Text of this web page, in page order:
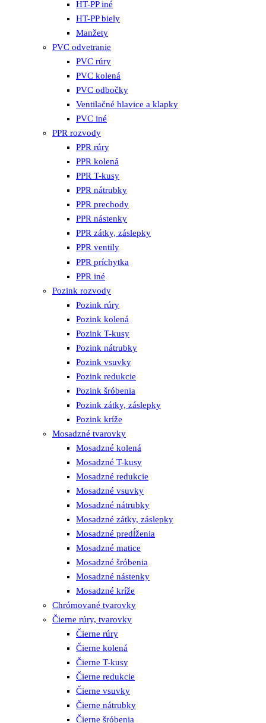
HT-PP iné
HT-PP biely
Manžety
PVC odvetranie
PVC rúry
PVC kolená
PVC odbočky
Ventilačné hlavice a klapky
PVC iné
PPR rozvody
PPR rúry
PPR kolená
PPR T-kusy
PPR nátrubky
PPR prechody
PPR nástenky
PPR zátky, záslepky
PPR ventily
PPR príchytka
PPR iné
Pozink rozvody
Pozink rúry
Pozink kolená
Pozink T-kusy
Pozink nátrubky
Pozink vsuvky
Pozink redukcie
Pozink šróbenia
Pozink zátky, záslepky
Pozink kríže
Mosadzné tvarovky
Mosadzné kolená
Mosadzné T-kusy
Mosadzné redukcie
Mosadzné vsuvky
Mosadzné nátrubky
Mosadzné zátky, záslepky
Mosadzné predĺženia
Mosadzné matice
Mosadzné šróbenia
Mosadzné nástenky
Mosadzné kríže
Chrómované tvarovky
Čierne rúry, tvarovky
Čierne rúry
Čierne kolená
Čierne T-kusy
Čierne redukcie
Čierne vsuvky
Čierne nátrubky
Čierne šróbenia